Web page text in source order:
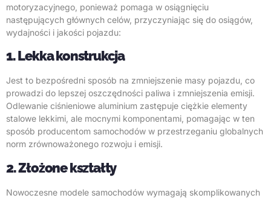
motoryzacyjnego, ponieważ pomaga w osiągnięciu
następujących głównych celów, przyczyniając się do osiągów,
wydajności i jakości pojazdu:
1. Lekka konstrukcja
Jest to bezpośredni sposób na zmniejszenie masy pojazdu, co
prowadzi do lepszej oszczędności paliwa i zmniejszenia emisji.
Odlewanie ciśnieniowe aluminium zastępuje ciężkie elementy
stalowe lekkimi, ale mocnymi komponentami, pomagając w ten
sposób producentom samochodów w przestrzeganiu globalnych
norm zrównoważonego rozwoju i emisji.
2. Złożone kształty
Nowoczesne modele samochodów wymagają skomplikowanych